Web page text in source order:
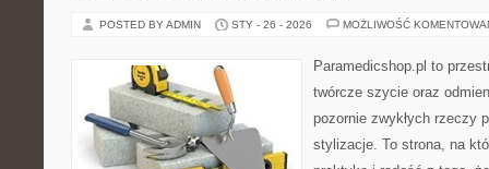
POSTED BY ADMIN STY - 26 - 2026 MOŻLIWOŚĆ
Paramedicshop.pl to
twórcze szycie oraz
pozornie zwykłych rzeczy
stylizacje. To strona, na